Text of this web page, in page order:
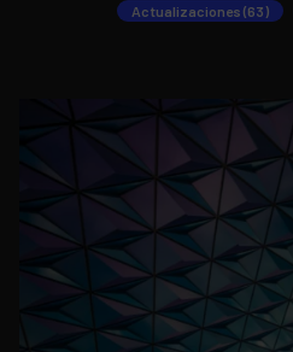
Actualizaciones (63)